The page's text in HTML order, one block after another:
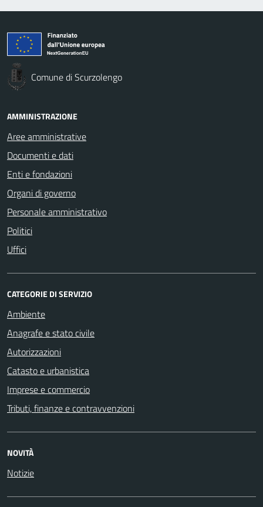
Comune di Scurzolengo
AMMINISTRAZIONE
Aree amministrative
Documenti e dati
Enti e fondazioni
Organi di governo
Personale amministrativo
Politici
Uffici
CATEGORIE DI SERVIZIO
Ambiente
Anagrafe e stato civile
Autorizzazioni
Catasto e urbanistica
Imprese e commercio
Tributi, finanze e contravvenzioni
NOVITÀ
Notizie